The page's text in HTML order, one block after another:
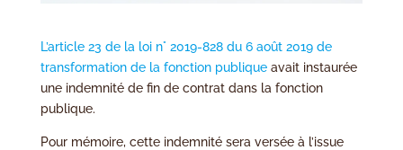
L’article 23 de la loi n° 2019-828 du 6 août 2019 de
transformation de la fonction publiqueavait instaurée
une indemnité de fin de contrat dans la fonction
publique.
Pour mémoire, cette indemnité sera versée à l’issue